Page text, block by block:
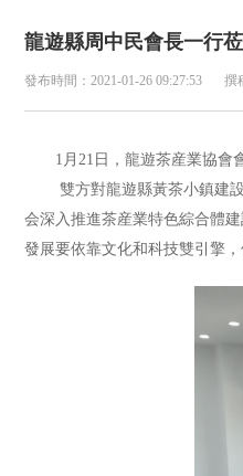
龍遊縣周中民會長一行
發布時間：2021-01-26 09:27:53 撰
1月21日，龍遊茶産業協會
雙方對龍遊縣黃茶小鎮建
会深入推進茶産業特色綜合體
發展要依靠文化和科技雙引擎